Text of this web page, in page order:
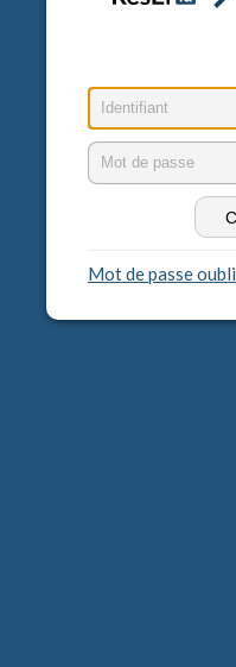
Mot de passe